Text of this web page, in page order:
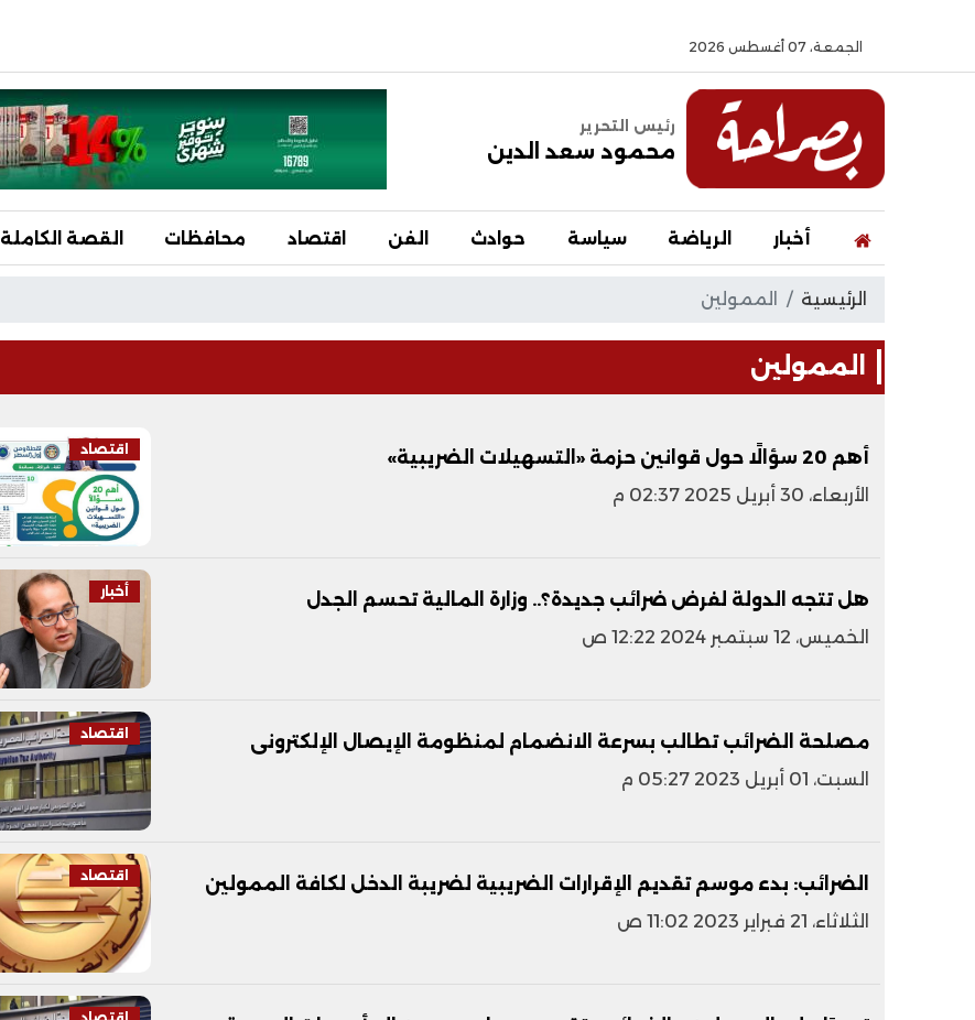
الجمعة، 07 أغسطس 2026
رئيس التحرير
محمود سعد الدين
أخبار الرياضة سياسة حوادث الفن اقتصاد محافظات القصة الكاملة
الرئيسية الممولين
الممولين
اقتصاد
أهم 20 سؤالًا حول قوانين حزمة «التسهيلات الضريبية»
الأربعاء، 30 أبريل 2025 02:37 م
أخبار
هل تتجه الدولة لفرض ضرائب جديدة؟.. وزارة المالية تحسم الجدل
الخميس، 12 سبتمبر 2024 12:22 ص
اقتصاد
مصلحة الضرائب تطالب بسرعة الانضمام لمنظومة الإيصال الإلكترونى
السبت، 01 أبريل 2023 05:27 م
اقتصاد
الضرائب: بدء موسم تقديم الإقرارات الضريبية لضريبة الدخل لكافة الممولين
الثلاثاء، 21 فبراير 2023 11:02 ص